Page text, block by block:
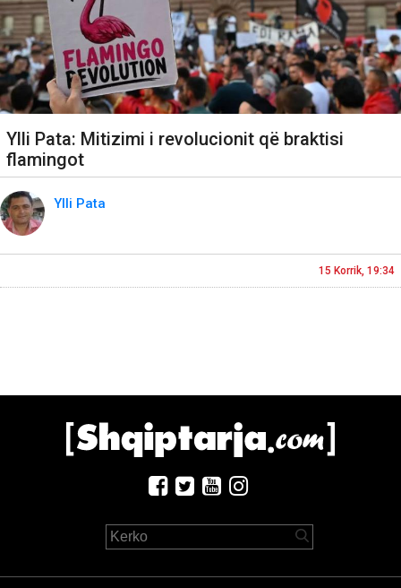
Ylli Pata: Mitizimi i revolucionit që braktisi
flamingot
Ylli Pata
15 Korrik, 19:34